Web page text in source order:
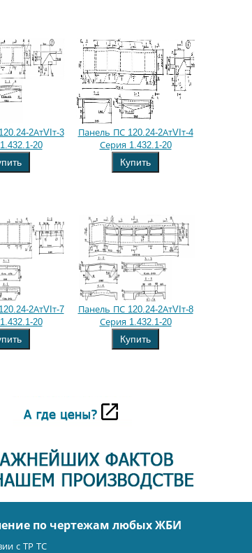
2АтVIт-3
20
Панель ПС 120.24-2АтVIт-4
Серия 1.432.1-20
Купить
2АтVIт-7
20
Панель ПС 120.24-2АтVIт-8
Серия 1.432.1-20
Купить
по чертежам любых ЖБИ
с ТР ТС